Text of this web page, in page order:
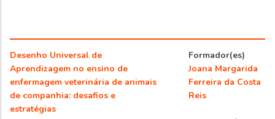
Desenho Universal de
Aprendizagem no ensino de
enfermagem veterinária de animais
de companhia: desafios e
estratégias
Formador(es)
Joana Margarida
Ferreira da Costa
Reis